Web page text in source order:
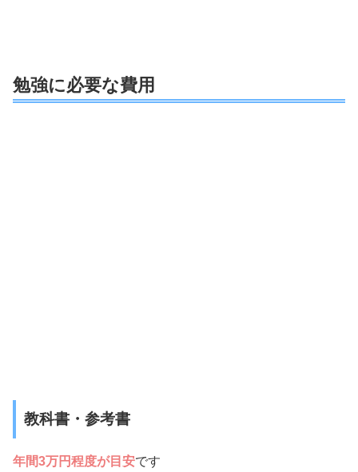
勉強に必要な費用
教科書・参考書
年間3万円程度が目安です